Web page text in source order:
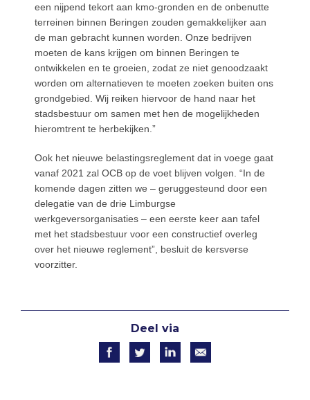
een nijpend tekort aan kmo-gronden en de onbenutte
terreinen binnen Beringen zouden gemakkelijker aan
de man gebracht kunnen worden. Onze bedrijven
moeten de kans krijgen om binnen Beringen te
ontwikkelen en te groeien, zodat ze niet genoodzaakt
worden om alternatieven te moeten zoeken buiten ons
grondgebied. Wij reiken hiervoor de hand naar het
stadsbestuur om samen met hen de mogelijkheden
hieromtrent te herbekijken.”
Ook het nieuwe belastingsreglement dat in voege gaat
vanaf 2021 zal OCB op de voet blijven volgen. “In de
komende dagen zitten we – geruggesteund door een
delegatie van de drie Limburgse
werkgeversorganisaties – een eerste keer aan tafel
met het stadsbestuur voor een constructief overleg
over het nieuwe reglement”, besluit de kersverse
voorzitter.
Deel via